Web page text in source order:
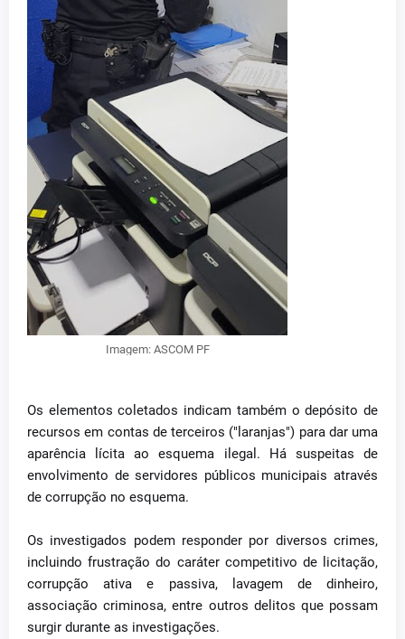
Imagem: ASCOM PF
Os elementos coletados indicam também o depósito de
recursos em contas de terceiros ("laranjas") para dar uma
aparência lícita ao esquema ilegal. Há suspeitas de
envolvimento de servidores públicos municipais através
de corrupção no esquema.
Os investigados podem responder por diversos crimes,
incluindo frustração do caráter competitivo de licitação,
corrupção ativa e passiva, lavagem de dinheiro,
associação criminosa, entre outros delitos que possam
surgir durante as investigações.